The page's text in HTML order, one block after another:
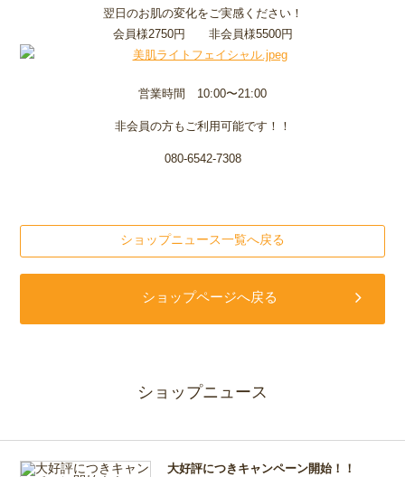
翌日のお肌の変化をご実感ください！
会員様2750円 非会員様5500円
営業時間 10:00〜21:00
非会員の方もご利用可能です！！
080-6542-7308
ショップニュース一覧へ戻る
ショップページへ戻る
ショップニュース
大好評につきキャンペーン開始！！